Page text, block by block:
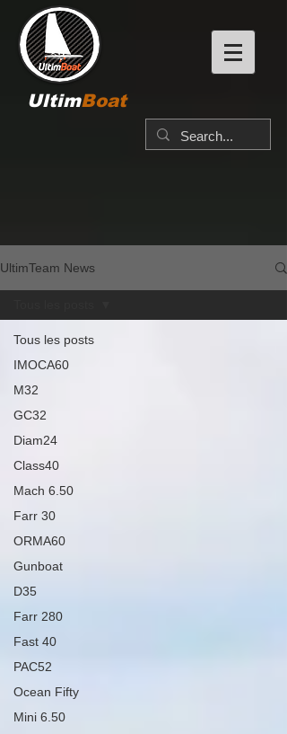
UltimBoat
UltimTeam News
Tous les posts
IMOCA60
M32
GC32
Diam24
Class40
Mach 6.50
Farr 30
ORMA60
Gunboat
D35
Farr 280
Fast 40
PAC52
Ocean Fifty
Mini 6.50